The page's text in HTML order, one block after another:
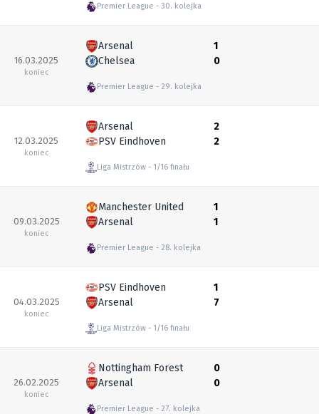
Premier League 30. kolejka
16.03.2025
koniec
Arsenal
Chelsea
Premier League 29. kolejka
1
0
12.03.2025
koniec
Arsenal
PSV Eindhoven
Liga Mistrzów 1/16 finału
2
2
09.03.2025
koniec
Manchester United
Arsenal
Premier League 28. kolejka
1
1
04.03.2025
koniec
PSV Eindhoven
Arsenal
Liga Mistrzów 1/16 finału
1
7
26.02.2025
koniec
Nottingham Forest
Arsenal
Premier League 27. kolejka
0
0